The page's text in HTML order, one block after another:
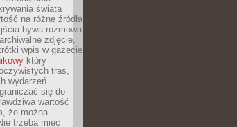
świata
na różne źródła
bywa rozmowa
zdjęcie,
wpis w gazecie
który
tras,
wydarzeń.
się do
wartość
że można
trzeba mieć